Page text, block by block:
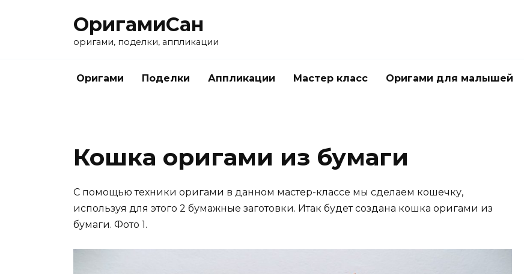
ОригамиСан
оригами, поделки, аппликации
Оригами Поделки Аппликации Мастер класс Оригами для малышей
Кошка оригами из бумаги
С помощью техники оригами в данном мастер-классе мы сделаем кошечку,
используя для этого 2 бумажные заготовки. Итак будет создана кошка оригами из
бумаги. Фото 1.